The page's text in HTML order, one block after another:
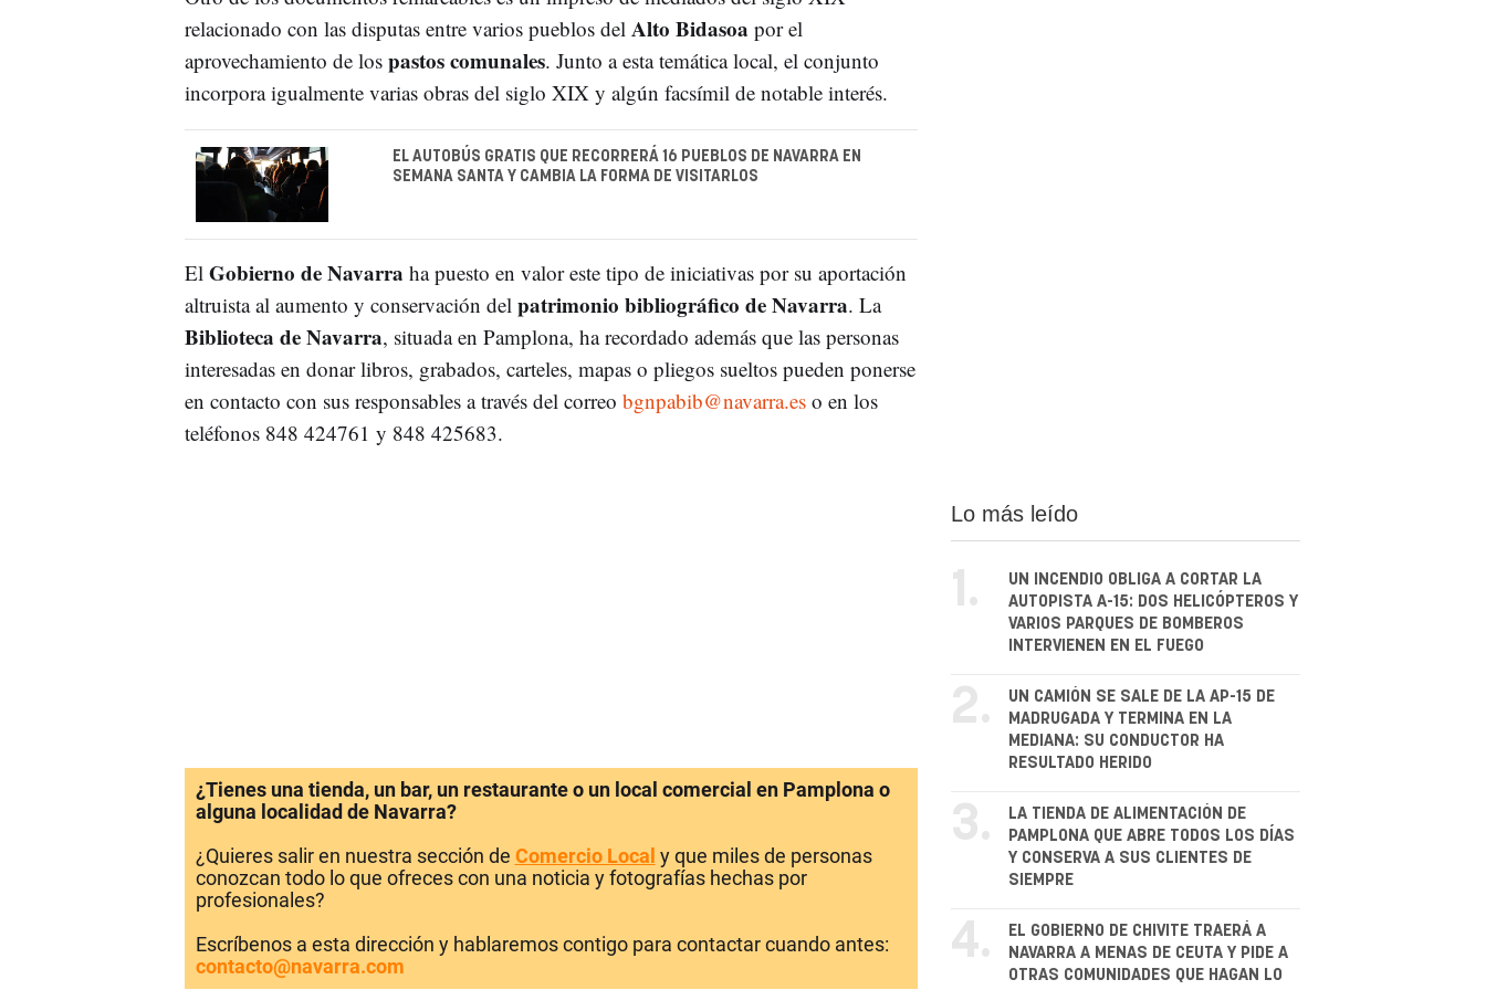
relacionado con las disputas entre varios pueblos del Alto Bidasoa por el
aprovechamiento de los pastos comunales. Junto a esta temática local, el conjunto
incorpora igualmente varias obras del siglo XIX y algún facsímil de notable interés.
EL AUTOBÚS GRATIS QUE RECORRERÁ 16 PUEBLOS DE NAVARRA EN
SEMANA SANTA Y CAMBIA LA FORMA DE VISITARLOS
El Gobierno de Navarra ha puesto en valor este tipo de iniciativas por su aportación
altruista al aumento y conservación del patrimonio bibliográfico de Navarra. La
Biblioteca de Navarra, situada en Pamplona, ha recordado además que las personas
interesadas en donar libros, grabados, carteles, mapas o pliegos sueltos pueden ponerse
en contacto con sus responsables a través del correo bgnpabib@navarra.eso en los
teléfonos 848 424761 y 848 425683.
¿Tienes una tienda, un bar, un restaurante o un local comercial en Pamplona o
alguna localidad de Navarra?
¿Quieres salir en nuestra sección de Comercio Local y que miles de personas
conozcan todo lo que ofreces con una noticia y fotografías hechas por
profesionales?
Escríbenos a esta dirección y hablaremos contigo para contactar cuando antes:
contacto@navarra.com
Lo más leído
1.
UN INCENDIO OBLIGA A CORTAR LA
AUTOPISTA A-15: DOS HELICÓPTEROS Y
VARIOS PARQUES DE BOMBEROS
INTERVIENEN EN EL FUEGO
2.
UN CAMIÓN SE SALE DE LA AP-15 DE
MADRUGADA Y TERMINA EN LA
MEDIANA: SU CONDUCTOR HA
RESULTADO HERIDO
3.
LA TIENDA DE ALIMENTACIÓN DE
PAMPLONA QUE ABRE TODOS LOS DÍAS
Y CONSERVA A SUS CLIENTES DE
SIEMPRE
4.
EL GOBIERNO DE CHIVITE TRAERÁ A
NAVARRA A MENAS DE CEUTA Y PIDE A
OTRAS COMUNIDADES QUE HAGAN LO